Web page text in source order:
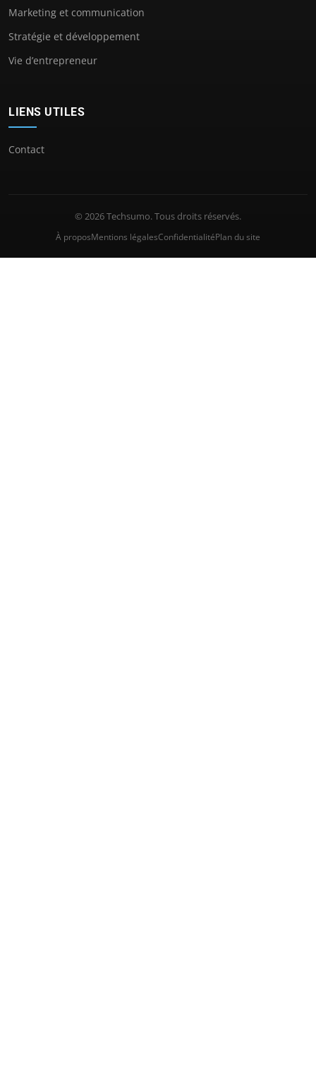
Marketing et communication
Stratégie et développement
Vie d’entrepreneur
LIENS UTILES
Contact
© 2026 Techsumo. Tous droits réservés.
À proposMentions légalesConfidentialitéPlan du site